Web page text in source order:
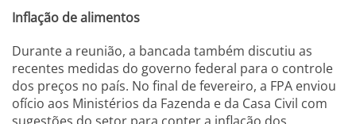
Inflação de alimentos
Durante a reunião, a bancada também discutiu as
recentes medidas do governo federal para o controle
dos preços no país. No final de fevereiro, a FPA enviou
ofício aos Ministérios da Fazenda e da Casa Civil com